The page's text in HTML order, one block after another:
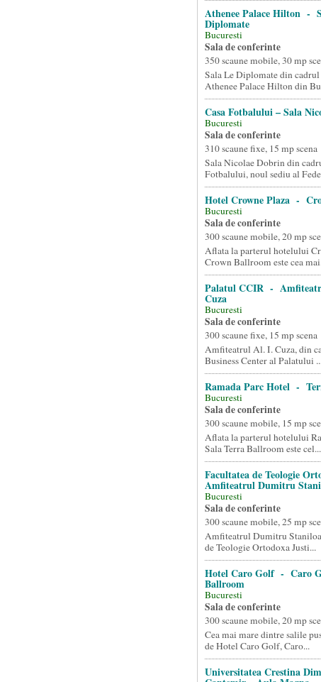
Athenee Palace Hilton -
Diplomate
Bucuresti
Sala de conferinte
350 scaune mobile, 30 mp
Sala Le Diplomate din
Athenee Palace Hilton din
Casa Fotbalului – Sala
Bucuresti
Sala de conferinte
310 scaune fixe, 15 mp scena
Sala Nicolae Dobrin din
Fotbalului, noul sediu al
Hotel Crowne Plaza -
Bucuresti
Sala de conferinte
300 scaune mobile, 20 mp
Aflata la parterul hotelului
Crown Ballroom este cea
Palatul CCIR -
Cuza
Bucuresti
Sala de conferinte
300 scaune fixe, 15 mp scena
Amfiteatrul Al. I. Cuza, din
Business Center al Palatului
Ramada Parc Hotel -
Bucuresti
Sala de conferinte
300 scaune mobile, 15 mp
Aflata la parterul hotelului
Sala Terra Ballroom este cel...
Facultatea de Teologie
Amfiteatrul Dumitru
Bucuresti
Sala de conferinte
300 scaune mobile, 25 mp
Amfiteatrul Dumitru
de Teologie Ortodoxa Justi...
Hotel Caro Golf - Caro
Ballroom
Bucuresti
Sala de conferinte
300 scaune mobile, 20 mp
Cea mai mare dintre salile
de Hotel Caro Golf, Caro...
Universitatea Crestina